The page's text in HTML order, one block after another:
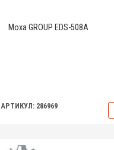
Moxa GROUP EDS-508A
АРТИКУЛ: 286969